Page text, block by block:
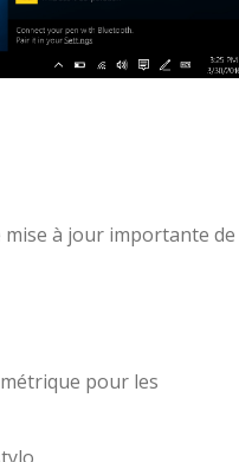
à jour importante de
pour les